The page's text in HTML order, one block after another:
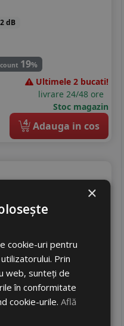
dB
19%
Ultimele 2 bucati!
livrare 24/48 ore
Stoc magazin
4 Adauga in cos
dB
×
cookie-uri pentru
Prin
web, sunteți de
în conformitate
cookie-urile.Află